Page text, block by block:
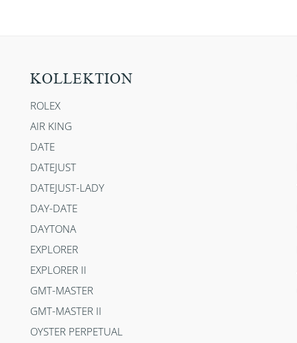
KOLLEKTION
ROLEX
AIR KING
DATE
DATEJUST
DATEJUST-LADY
DAY-DATE
DAYTONA
EXPLORER
EXPLORER II
GMT-MASTER
GMT-MASTER II
OYSTER PERPETUAL